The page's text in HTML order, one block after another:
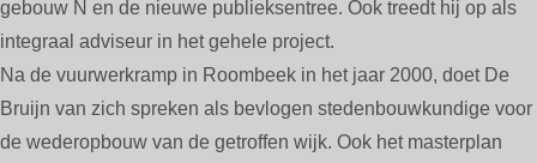
gebouw N en de nieuwe publieksentree. Ook treedt hij op als
integraal adviseur in het gehele project.
Na de vuurwerkramp in Roombeek in het jaar 2000, doet De
Bruijn van zich spreken als bevlogen stedenbouwkundige voor
de wederopbouw van de getroffen wijk. Ook het masterplan